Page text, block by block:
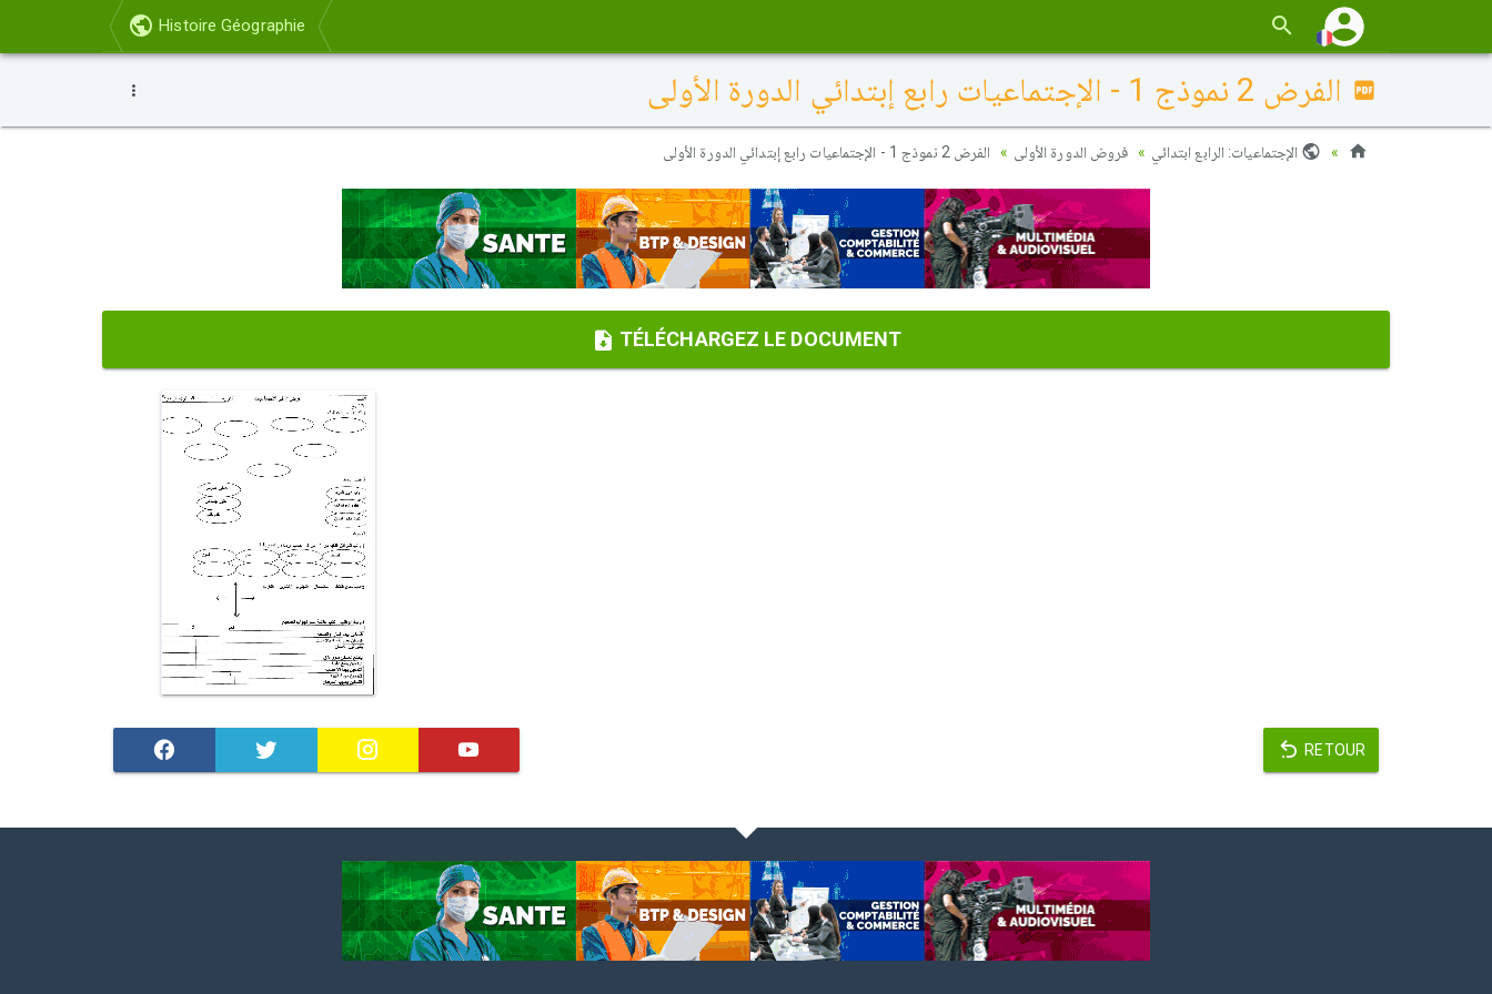
Histoire Géographie
الفرض 2 نموذج 1 - الإجتماعيات رابع إبتدائي الدورة الأولى
الإجتماعيات: الرابع ابتدائي فروض الدورة الأولى الفرض 2 نموذج 1 - الإجتماعيات رابع إبتدائي الدورة الأولى
TÉLÉCHARGEZ LE DOCUMENT
RETOUR